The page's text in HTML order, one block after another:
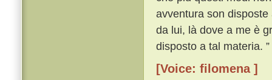
avventura son
da lui, là dove a me è
disposto a tal materia.
[Voice: filomena ]